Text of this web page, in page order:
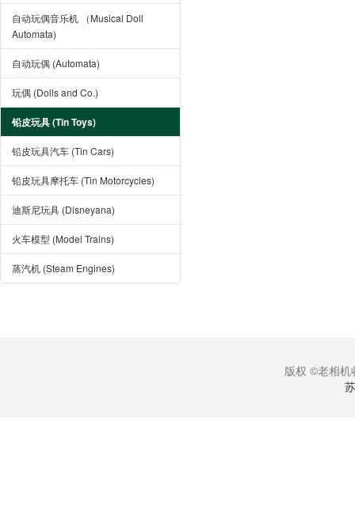
自动玩偶音乐机 （Musical Doll
Automata)
自动玩偶 (Automata)
玩偶 (Dolls and Co.)
铅皮玩具 (Tin Toys)
铅皮玩具汽车 (Tin Cars)
铅皮玩具摩托车 (Tin Motorcycles)
迪斯尼玩具 (Disneyana)
火车模型 (Model Trains)
蒸汽机 (Steam Engines)
版权 ©老相